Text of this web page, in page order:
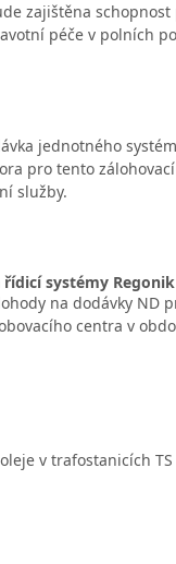
zajištěna
péče v polních
jednotného
pro tento
služby.
řídicí systémy Regonik
na dodávky
centra v
v trafostanicích